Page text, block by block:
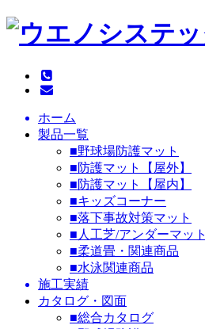
ホーム
製品一覧
■野球場防護マット
■防護マット【屋外】
■防護マット【屋内】
■キッズコーナー
■落下事故対策マット
■人工芝/アンダーマット
■柔道畳・関連商品
■水泳関連商品
施工実績
カタログ・図面
■総合カタログ